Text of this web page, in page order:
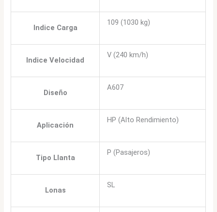
Indice Carga
109 (1030 kg)
Indice Velocidad
V (240 km/h)
Diseño
A607
Aplicación
HP (Alto Rendimiento)
Tipo Llanta
P (Pasajeros)
Lonas
SL